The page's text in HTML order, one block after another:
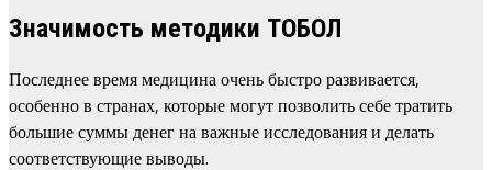
Значимость методики ТОБОЛ
Последнее время медицина очень быстро развивается,
особенно в странах, которые могут позволить себе тратить
большие суммы денег на важные исследования и делать
соответствующие выводы.